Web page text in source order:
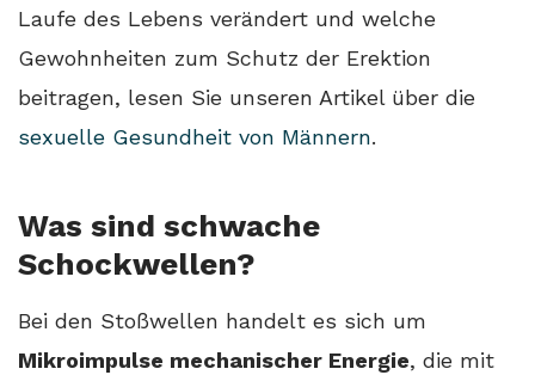
Laufe des Lebens verändert und welche
Gewohnheiten zum Schutz der Erektion
beitragen, lesen Sie unseren Artikel über die
sexuelle Gesundheit von Männern.
Was sind schwache
Schockwellen?
Bei den Stoßwellen handelt es sich um
Mikroimpulse mechanischer Energie, die mit